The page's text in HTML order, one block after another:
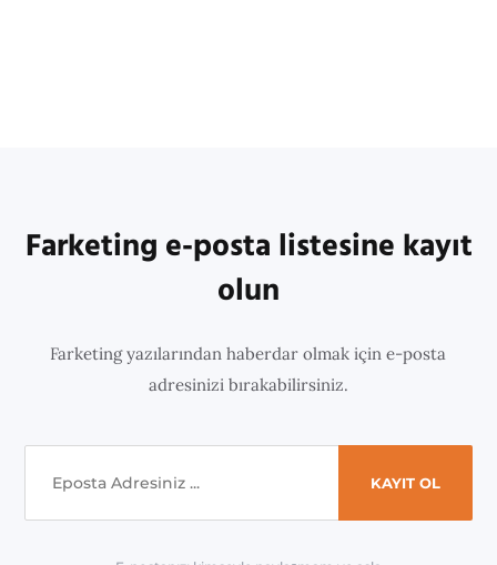
Farketing e-posta listesine kayıt
olun
Farketing yazılarından haberdar olmak için e-posta
adresinizi bırakabilirsiniz.